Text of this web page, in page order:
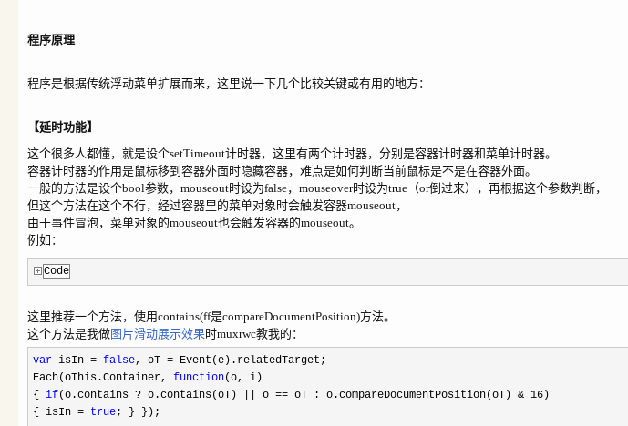
程序原理
程序是根据传统浮动菜单扩展而来，这里说一下几个比较关键或有用的地方：
【延时功能】
这个很多人都懂，就是设个setTimeout计时器，这里有两个计时器，分别是容器计时器和菜单计时器。
容器计时器的作用是鼠标移到容器外面时隐藏容器，难点是如何判断当前鼠标是不是在容器外面。
一般的方法是设个bool参数，mouseout时设为false，mouseover时设为true（or倒过来），再根据这个参数判断，
但这个方法在这个不行，经过容器里的菜单对象时会触发容器mouseout，
由于事件冒泡，菜单对象的mouseout也会触发容器的mouseout。
例如：
Code
这里推荐一个方法，使用contains(ff是compareDocumentPosition)方法。
这个方法是我做图片滑动展示效果时muxrwc教我的：
var isIn = false, oT = Event(e).relatedTarget;
Each(oThis.Container, function(o, i)
{ if(o.contains ? o.contains(oT) o == oT : o.compareDocumentPosition(oT) & 16 )
{ isIn = true; } });